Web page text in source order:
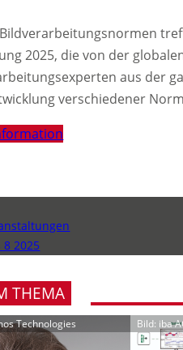
2025, die von der
aus der
verschiedener
8 2025
THEMA
Technologies Bild: iba